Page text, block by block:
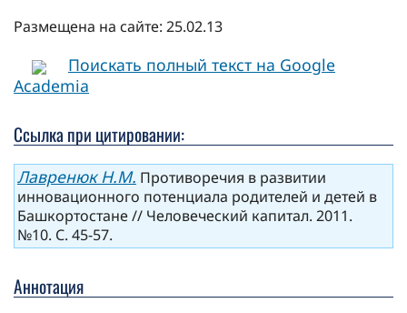
Размещена на сайте: 25.02.13
Поискать полный текст на Google
Academia
Ссылка при цитировании:
Лавренюк Н.М. Противоречия в развитии
инновационного потенциала родителей и детей в
Башкортостане // Человеческий капитал. 2011.
№10. С. 45-57.
Аннотация